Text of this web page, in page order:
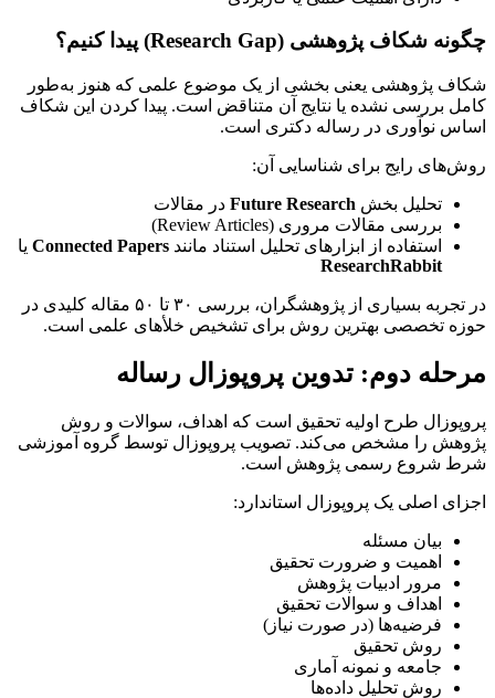
چگونه شکاف پژوهشی (Research Gap) پیدا کنیم؟
شکاف پژوهشی یعنی بخشی از یک موضوع علمی که هنوز به‌طور
کامل بررسی نشده یا نتایج آن متناقض است. پیدا کردن این شکاف
اساس نوآوری در رساله دکتری است.
روش‌های رایج برای شناسایی آن:
تحلیل بخش Future Research در مقالات
بررسی مقالات مروری (Review Articles)
استفاده از ابزارهای تحلیل استناد مانند Connected Papers یا
ResearchRabbit
در تجربه بسیاری از پژوهشگران، بررسی ۳۰ تا ۵۰ مقاله کلیدی در
حوزه تخصصی بهترین روش برای تشخیص خلأهای علمی است.
مرحله دوم: تدوین پروپوزال رساله
پروپوزال طرح اولیه تحقیق است که اهداف، سوالات و روش
پژوهش را مشخص می‌کند. تصویب پروپوزال توسط گروه آموزشی
شرط شروع رسمی پژوهش است.
اجزای اصلی یک پروپوزال استاندارد:
بیان مسئله
اهمیت و ضرورت تحقیق
مرور ادبیات پژوهش
اهداف و سوالات تحقیق
فرضیه‌ها (در صورت نیاز)
روش تحقیق
جامعه و نمونه آماری
روش تحلیل داده‌ها